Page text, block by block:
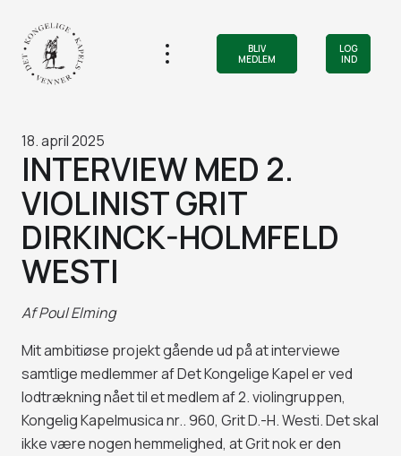
BLIV
MEDLEM
LOG
IND
18. april 2025
INTERVIEW MED 2.
VIOLINIST GRIT
DIRKINCK-HOLMFELD
WESTI
AfPoul Elming
Mit ambitiøse projekt gående ud på at interviewe
samtlige medlemmer af Det Kongelige Kapel er ved
lodtrækning nået til et medlem af 2. violingruppen,
Kongelig Kapelmusica nr.. 960, Grit D.-H. Westi. Det skal
ikke være nogen hemmelighed, at Grit nok er den